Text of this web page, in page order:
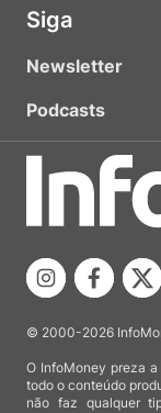
Siga
Newsletter
Podcasts
© 2000-2026
O InfoMoney preza
todo o conteúdo
não faz qualquer